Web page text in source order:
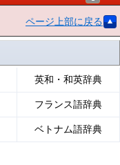
ページ上部に戻る
英和・和英辞典
フランス語辞典
ベトナム語辞典